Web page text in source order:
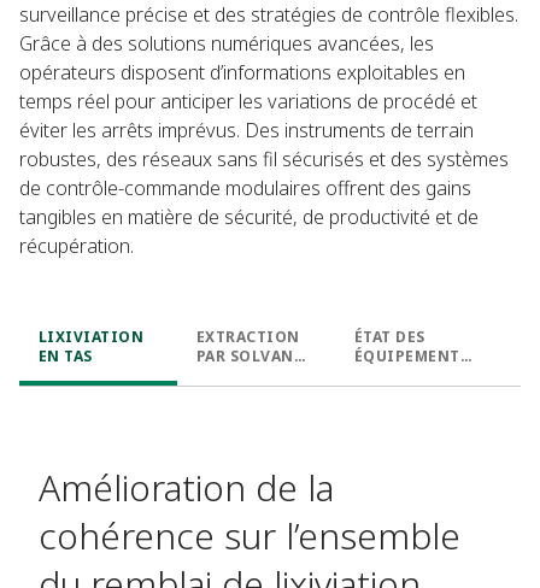
surveillance précise et des stratégies de contrôle flexibles.
Grâce à des solutions numériques avancées, les
opérateurs disposent d’informations exploitables en
temps réel pour anticiper les variations de procédé et
éviter les arrêts imprévus. Des instruments de terrain
robustes, des réseaux sans fil sécurisés et des systèmes
de contrôle-commande modulaires offrent des gains
tangibles en matière de sécurité, de productivité et de
récupération.
LIXIVIATION
EN TAS
EXTRACTION
PAR SOLVANT
ÉTAT DES
ÉQUIPEMENTS
Amélioration de la
cohérence sur l’ensemble